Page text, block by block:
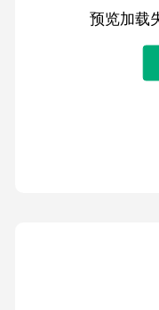
预览加载